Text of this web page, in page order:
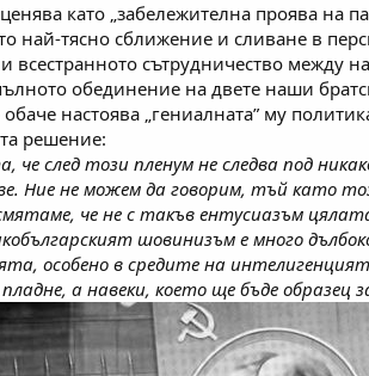
като „забележителна проява
най-тясно сближение и сливане в
всестранното сътрудничество между
обединение на двете наши
настоява „гениалната” му
решение:
че след този пленум не следва под
Ние не можем да говорим, тъй като
че не с такъв ентусиазъм
шовинизъм е много
особено в средите на
а навеки, което ще бъде образец